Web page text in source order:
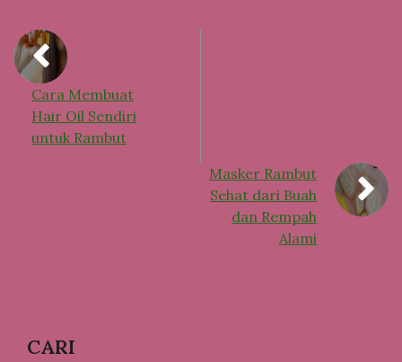
Cara Membuat
Hair Oil Sendiri
untuk Rambut
Masker Rambut
Sehat dari Buah
dan Rempah
Alami
CARI